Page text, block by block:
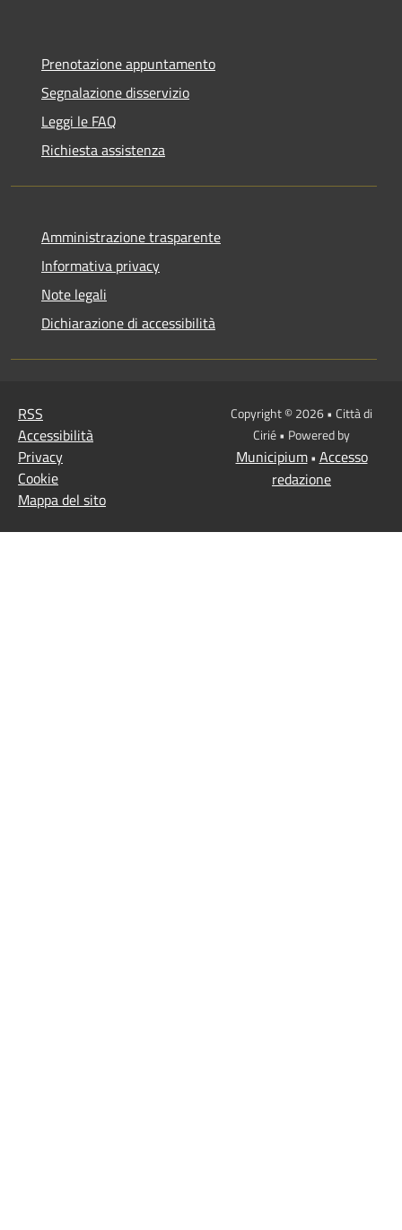
Prenotazione appuntamento
Segnalazione disservizio
Leggi le FAQ
Richiesta assistenza
Amministrazione trasparente
Informativa privacy
Note legali
Dichiarazione di accessibilità
RSS
Accessibilità
Privacy
Cookie
Mappa del sito
Copyright © 2026 • Città di
Cirié • Powered by
Municipium• Accesso
redazione